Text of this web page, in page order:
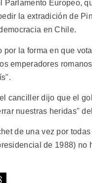
Parlamento Europeo,
la extradición de
en Chile.
por la forma en que
emperadores
canciller dijo que el
nuestras heridas"
de una vez por
de 1988)